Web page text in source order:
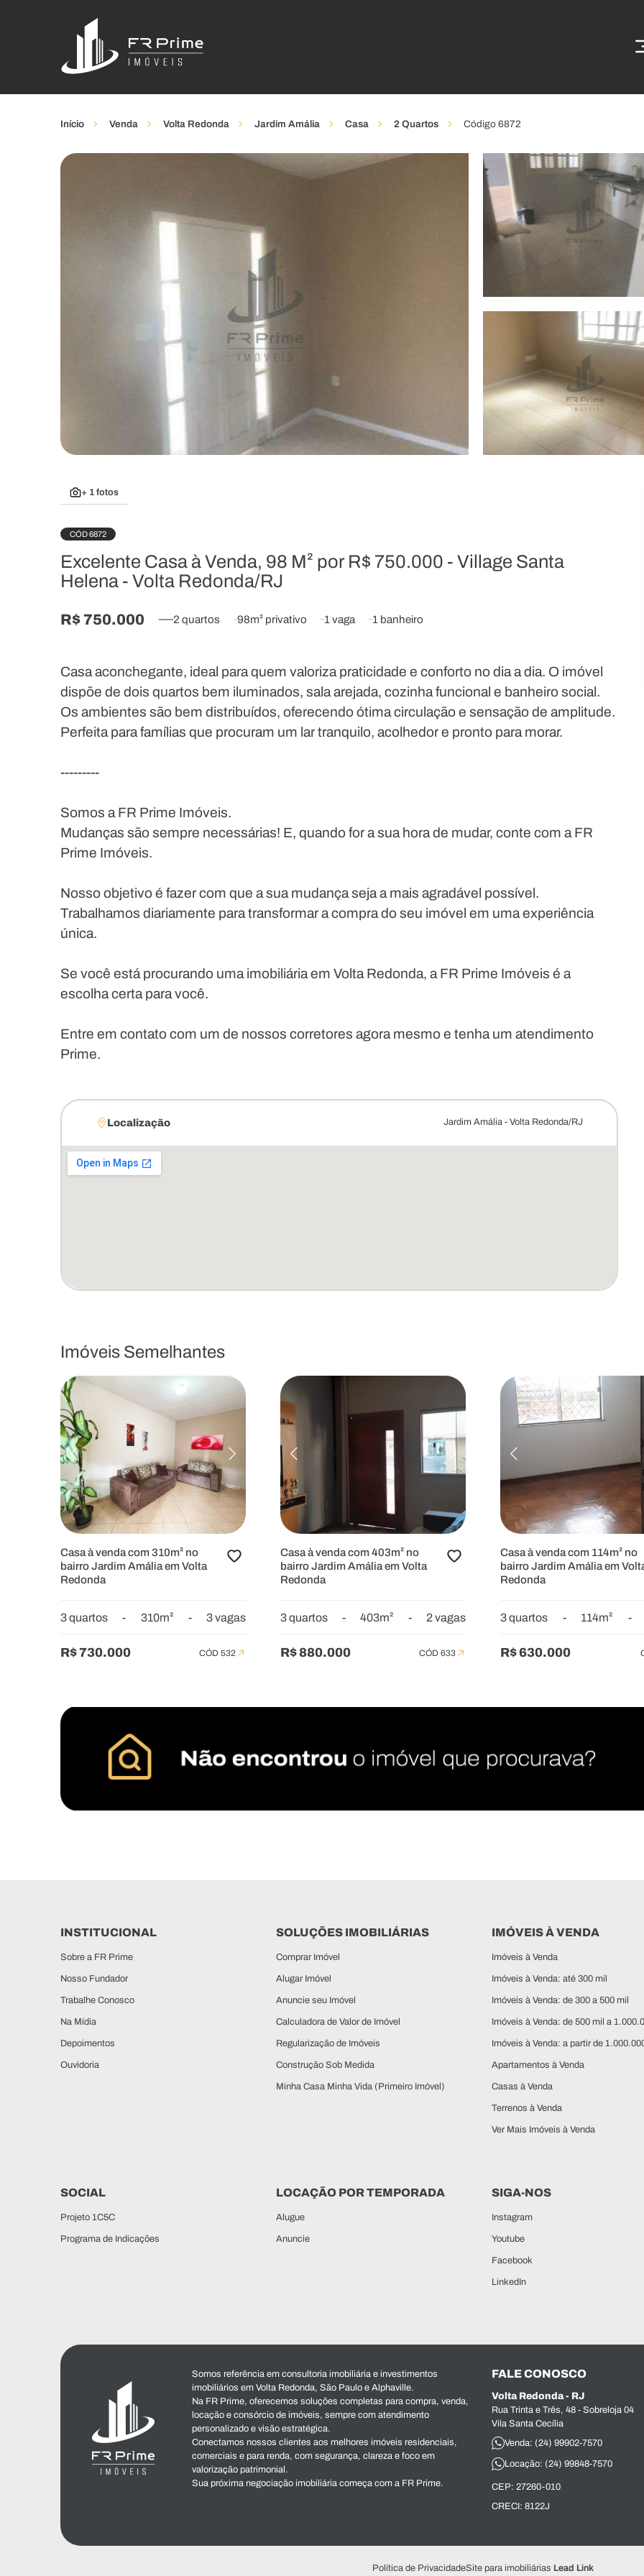
Início Venda Volta Redonda Jardim Amália Casa 2 Quartos Código 6872
+ 1 fotos
CÓD 6872
Excelente Casa à Venda, 98 M² por R$ 750.000 - Village Santa
Helena - Volta Redonda/RJ
R$ 750.000 2 quartos 98m² privativo 1 vaga 1 banheiro
Casa aconchegante, ideal para quem valoriza praticidade e conforto no dia a dia. O imóvel
dispõe de dois quartos bem iluminados, sala arejada, cozinha funcional e banheiro social.
Os ambientes são bem distribuídos, oferecendo ótima circulação e sensação de amplitude.
Perfeita para famílias que procuram um lar tranquilo, acolhedor e pronto para morar.
---------
Somos a FR Prime Imóveis.
Mudanças são sempre necessárias! E, quando for a sua hora de mudar, conte com a FR
Prime Imóveis.
Nosso objetivo é fazer com que a sua mudança seja a mais agradável possível.
Trabalhamos diariamente para transformar a compra do seu imóvel em uma experiência
única.
Se você está procurando uma imobiliária em Volta Redonda, a FR Prime Imóveis é a
escolha certa para você.
Entre em contato com um de nossos corretores agora mesmo e tenha um atendimento
Prime.
Localização Jardim Amália - Volta Redonda/RJ
Imóveis Semelhantes
Casa à venda com 310m² no
bairro Jardim Amália em Volta
Redonda
3 quartos - 310m² - 3 vagas
R$ 730.000 CÓD 532
Casa à venda com 403m² no
bairro Jardim Amália em Volta
Redonda
3 quartos - 403m² - 2 vagas
R$ 880.000 CÓD 633
Casa à venda com 114m² no
bairro Jardim Amália em
Redonda
3 quartos - 114m² -
R$ 630.000
INSTITUCIONAL
Sobre a FR Prime
Nosso Fundador
Trabalhe Conosco
Na Mídia
Depoimentos
Ouvidoria
SOLUÇÕES IMOBILIÁRIAS
Comprar Imóvel
Alugar Imóvel
Anuncie seu Imóvel
Calculadora de Valor de Imóvel
Regularização de Imóveis
Construção Sob Medida
Minha Casa Minha Vida (Primeiro Imóvel)
IMÓVEIS À VENDA
Imóveis à Venda
Imóveis à Venda: até 300 mil
Imóveis à Venda: de 300 a 500 mil
Imóveis à Venda: de 500 mil a
Imóveis à Venda: a partir de
Apartamentos à Venda
Casas à Venda
Terrenos à Venda
Ver Mais Imóveis à Venda
SOCIAL
Projeto 1C5C
Programa de Indicações
LOCAÇÃO POR TEMPORADA
Alugue
Anuncie
SIGA-NOS
Instagram
Youtube
Facebook
LinkedIn
Somos referência em consultoria imobiliária e investimentos
imobiliários em Volta Redonda, São Paulo e Alphaville.
Na FR Prime, oferecemos soluções completas para compra, venda,
locação e consórcio de imóveis, sempre com atendimento
personalizado e visão estratégica.
Conectamos nossos clientes aos melhores imóveis residenciais,
comerciais e para renda, com segurança, clareza e foco em
valorização patrimonial.
Sua próxima negociação imobiliária começa com a FR Prime.
FALE CONOSCO
Volta Redonda - RJ
Rua Trinta e Três, 48 - Sobreloja 04
Vila Santa Cecília
Venda: (24) 99902-7570
Locação: (24) 99848-7570
CEP: 27260-010
CRECI: 8122J
Política de PrivacidadeSite para imobiliárias Lead Link